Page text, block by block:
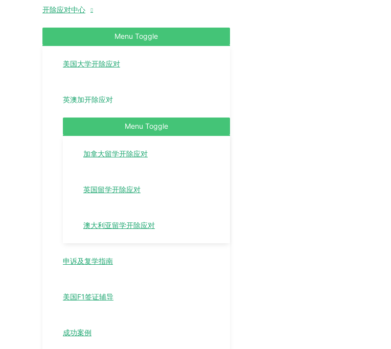
开除应对中心
Menu Toggle
美国大学开除应对
英澳加开除应对
Menu Toggle
加拿大留学开除应对
英国留学开除应对
澳大利亚留学开除应对
申诉及复学指南
美国F1签证辅导
成功案例